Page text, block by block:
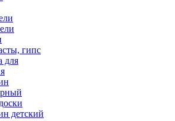
гипс
для
детский